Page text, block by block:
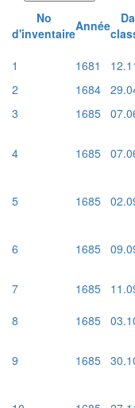
No
d'inventaireAnnée
1
1681
2
1684
3
1685
4 1685
5 1685
6 1685
7 1685
8
1685
9 1685